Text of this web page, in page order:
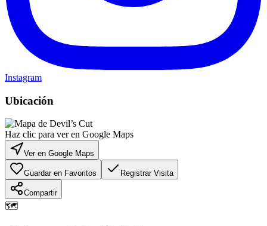
Instagram
Ubicación
Haz clic para ver en Google Maps
Ver en Google Maps
Guardar en Favoritos Registrar Visita
Compartir
🗺️